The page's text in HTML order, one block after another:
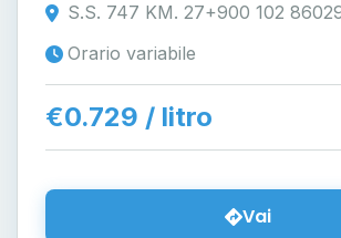
S.S. 747 KM. 27+900 102
Orario variabile
€0.729 / litro
Vai